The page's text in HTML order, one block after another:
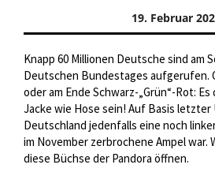
19. Februar
Knapp 60 Millionen Deutsche sind am
Deutschen Bundestages aufgerufen.
oder am Ende Schwarz-„Grün“-Rot:
Jacke wie Hose sein! Auf Basis
Deutschland jedenfalls eine noch
im November zerbrochene Ampel war.
diese Büchse der Pandora öffnen.